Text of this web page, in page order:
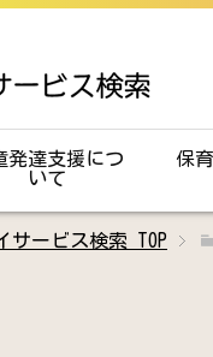
発達支援につ
いて
保
サービス検索 TOP